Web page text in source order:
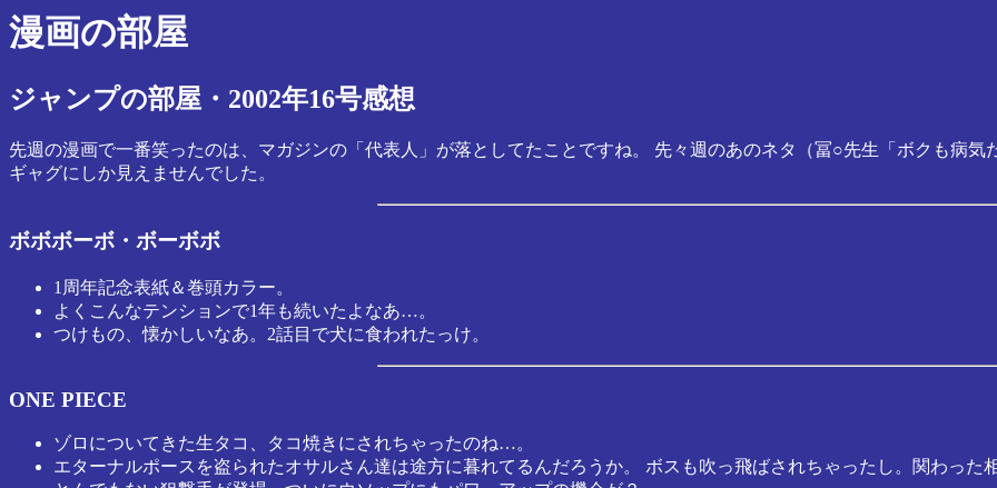
漫画の部屋
ジャンプの部屋・2002年16号感想
先週の漫画で一番笑ったのは、マガジンの「代表人」が落としてたことですね。 先々週のあのネタ（冨○先生「ボクも病
ギャグにしか見えませんでした。
ボボボーボ・ボーボボ
1周年記念表紙＆巻頭カラー。
よくこんなテンションで1年も続いたよなあ…。
つけもの、懐かしいなあ。2話目で犬に食われたっけ。
ONE PIECE
ゾロについてきた生タコ、タコ焼きにされちゃったのね…。
エターナルポースを盗られたオサルさん達は途方に暮れてるんだろうか。 ボスも吹っ飛ばされちゃったし。関わった